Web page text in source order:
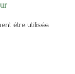
être utilisée